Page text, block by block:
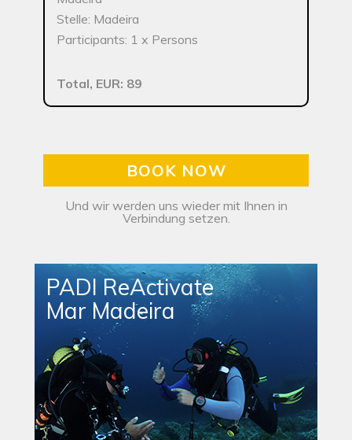
Stelle: Madeira
Participants: 1 x Persons
Total, EUR: 89
BOOK NOW
Und wir werden uns wieder mit Ihnen in
Verbindung setzen.
PADI ReActivate
Mar Madeira